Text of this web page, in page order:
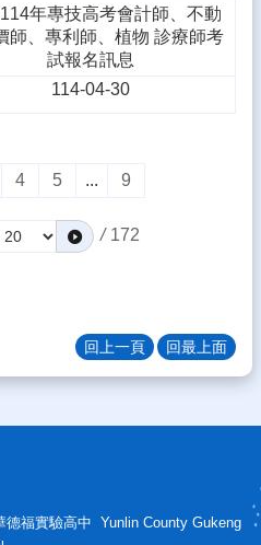
年專技高考會計師、不動
師、專利師、植物 診療師考
試報名訊息
114-04-30
4 5 ... 9
/ 172
回上一頁 回最上面
福實驗高中 Yunlin County Gukeng